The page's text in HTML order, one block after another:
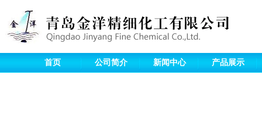
首页 公司简介 新闻中心 产品展示